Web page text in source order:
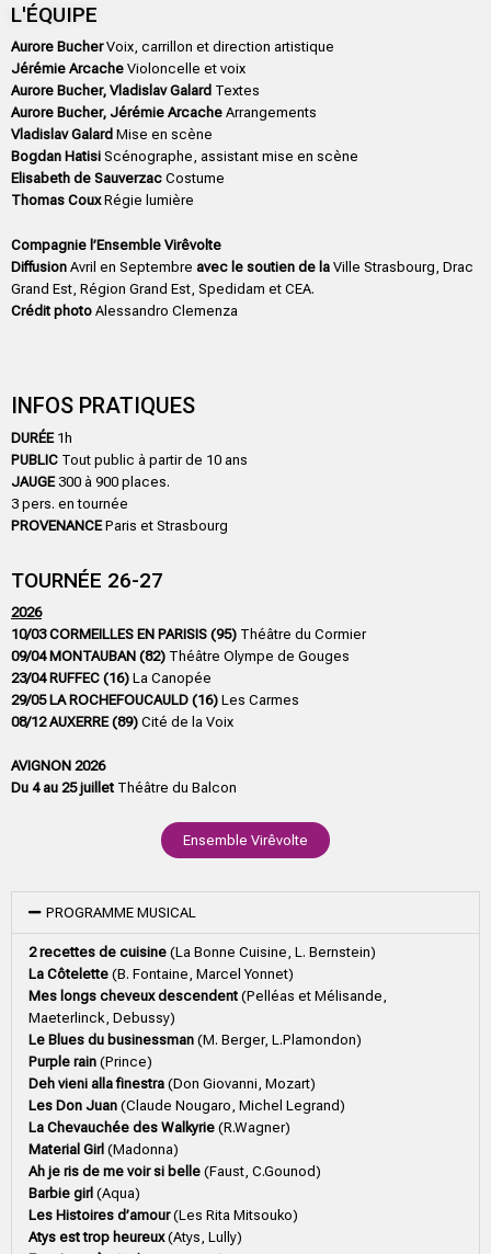
L'ÉQUIPE
Aurore BucherVoix, carrillon et direction artistique
Jérémie Arcache Violoncelle et voix
Aurore Bucher, Vladislav Galard Textes
Aurore Bucher, Jérémie Arcache Arrangements
Vladislav Galard Mise en scène
Bogdan Hatisi Scénographe, assistant mise en scène
Elisabeth de Sauverzac Costume
Thomas CouxRégie lumière
Compagnie l’Ensemble Virêvolte
Diffusion Avril en Septembre avec le soutien de la Ville Strasbourg, Drac
Grand Est, Région Grand Est, Spedidam et CEA.
Crédit photo Alessandro Clemenza
INFOS PRATIQUES
DURÉE1h
PUBLIC Tout public à partir de 10 ans
JAUGE300 à 900 places.
3 pers. en tournée
PROVENANCEParis et Strasbourg
TOURNÉE 26-27
2026
10/03 CORMEILLES EN PARISIS (95) Théâtre du Cormier
09/04 MONTAUBAN (82) Théâtre Olympe de Gouges
23/04 RUFFEC (16) La Canopée
29/05 LA ROCHEFOUCAULD (16) Les Carmes
08/12 AUXERRE (89) Cité de la Voix
AVIGNON 2026
Du 4 au 25 juillet Théâtre du Balcon
Ensemble Virêvolte
PROGRAMME MUSICAL
2 recettes de cuisine (La Bonne Cuisine, L. Bernstein)
La Côtelette (B. Fontaine, Marcel Yonnet)
Mes longs cheveux descendent (Pelléas et Mélisande,
Maeterlinck, Debussy)
Le Blues du businessman (M. Berger, L.Plamondon)
Purple rain (Prince)
Deh vieni alla finestra (Don Giovanni, Mozart)
Les Don Juan (Claude Nougaro, Michel Legrand)
La Chevauchée des Walkyrie (R.Wagner)
Material Girl (Madonna)
Ah je ris de me voir si belle (Faust, C.Gounod)
Barbie girl (Aqua)
Les Histoires d’amour(Les Rita Mitsouko)
Atys est trop heureux(Atys, Lully)